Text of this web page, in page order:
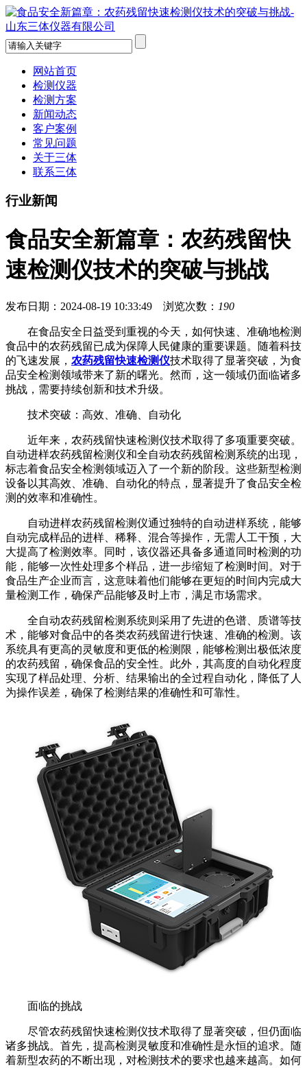
网站首页
检测仪器
检测方案
新闻动态
客户案例
常见问题
关于三体
联系三体
行业新闻
食品安全新篇章：农药残留快
速检测仪技术的突破与挑战
发布日期：2024-08-19 10:33:49 浏览次数： 190
在食品安全日益受到重视的今天，如何快速、准确地检测
食品中的农药残留已成为保障人民健康的重要课题。随着科技
的飞速发展， 农药残留快速检测仪技术取得了显著突破，为食
品安全检测领域带来了新的曙光。然而，这一领域仍面临诸多
挑战，需要持续创新和技术升级。
技术突破：高效、准确、自动化
近年来，农药残留快速检测仪技术取得了多项重要突破。
自动进样农药残留检测仪和全自动农药残留检测系统的出现，
标志着食品安全检测领域迈入了一个新的阶段。这些新型检测
设备以其高效、准确、自动化的特点，显著提升了食品安全检
测的效率和准确性。
自动进样农药残留检测仪通过独特的自动进样系统，能够
自动完成样品的进样、稀释、混合等操作，无需人工干预，大
大提高了检测效率。同时，该仪器还具备多通道同时检测的功
能，能够一次性处理多个样品，进一步缩短了检测时间。对于
食品生产企业而言，这意味着他们能够在更短的时间内完成大
量检测工作，确保产品能够及时上市，满足市场需求。
全自动农药残留检测系统则采用了先进的色谱、质谱等技
术，能够对食品中的各类农药残留进行快速、准确的检测。该
系统具有更高的灵敏度和更低的检测限，能够检测出极低浓度
的农药残留，确保食品的安全性。此外，其高度的自动化程度
实现了样品处理、分析、结果输出的全过程自动化，降低了人
为操作误差，确保了检测结果的准确性和可靠性。
面临的挑战
尽管农药残留快速检测仪技术取得了显著突破，但仍面临
诸多挑战。首先，提高检测灵敏度和准确性是永恒的追求。随
着新型农药的不断出现，对检测技术的要求也越来越高。如何